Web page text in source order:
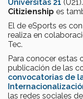
Universitas 21
Citizienship es
El de eSports es
realiza en
Tec.
Para conocer estas
publicación de las
convocatorias de
las redes sociales de